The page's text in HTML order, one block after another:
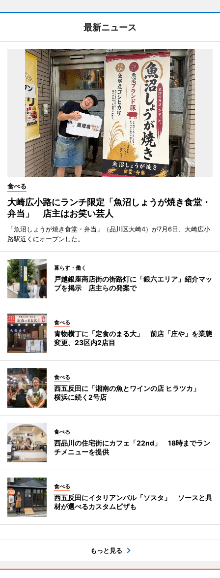
最新ニュース
食べる
大崎広小路にランチ限定「魚沼しょうが焼き食堂・
弁当」 店主はお笑い芸人
「魚沼しょうが焼き食堂・弁当」（品川区大崎4）が7月6日、大崎広小
路駅近くにオープンした。
暮らす・働く
戸越銀座商店街の街路灯に「銀六エリア」紹介マッ
プを掲示 店主らの発案で
食べる
青物横丁に「定食のまる大」 前店「庄や」を業態
変更、23区内2店目
食べる
西五反田に「湘南の魚とワインの店 ヒラツカ」
横浜に続く2号店
食べる
西品川の住宅街にカフェ「22nd」 18時までラン
チメニューを提供
食べる
西五反田にイタリアンバル「ソスタ」 ソースと具
材が選べるカスタムピザも
もっと見る